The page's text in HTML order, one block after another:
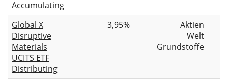
Accumulating
Global X
Disruptive
Materials
UCITS ETF
Distributing
3,95%
Aktien
Welt
Grundstoffe